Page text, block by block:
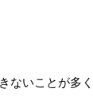
ないことが多く